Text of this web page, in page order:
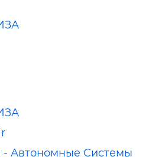
Автономные Системы